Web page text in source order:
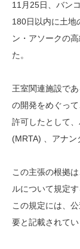
11月25日、バン
180日以内に土地
ン・アソークの
た。
王室関連施設で
の開発をめぐっ
許可したとして
(MRTA) 、アナン
この主張の根拠
ルについて規定
この規定には、
要と記載されてい